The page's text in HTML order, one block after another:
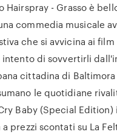
Hairspray - Grasso è
commedia musicale
che si avvicina ai
intento di sovvertirli
cittadina di Baltimora
le quotidiane
Baby (Special Edition)
prezzi scontati su La